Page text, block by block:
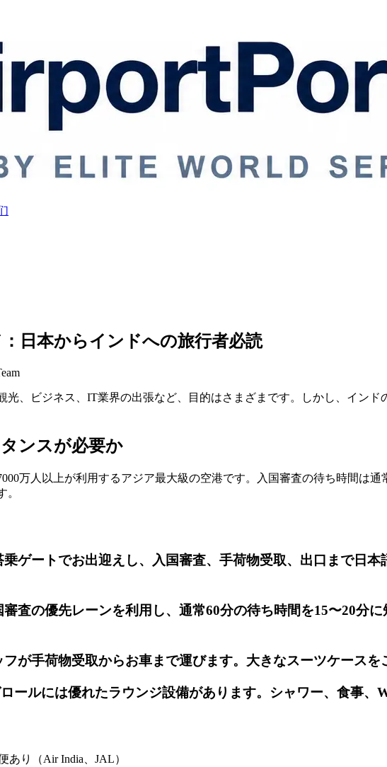
日本からインドへの旅行者必読
光、ビジネス、IT業界の出張など、目的はさまざまです。しかし、イン
ンスが必要か
万人以上が利用するアジア最大級の空港です。入国審査の待ち時間は
。
ゲートでお出迎えし、入国審査、手荷物受取、出口まで日
査の優先レーンを利用し、通常60分の待ち時間を15〜20分
が手荷物受取からお車まで運びます。大きなスーツケース
ールには優れたラウンジ設備があります。シャワー、食事
り（Air India、JAL）